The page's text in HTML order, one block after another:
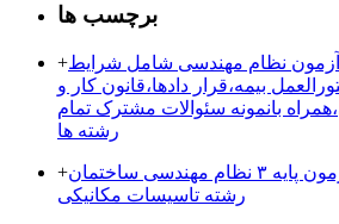
برچسب ها
+آزمون نظام مهندسی شامل شرایط
بیمه،قرار دادها،قانون کار و
بانمونه سئوالات مشترک تمام
رشته ها
+پکیج منابع مورد نیاز آزمون پایه ۳ نظام مهندسی ساختمان
رشته تاسیسات مکانیکی